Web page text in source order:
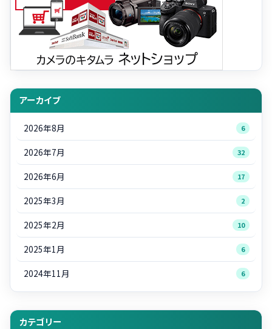
アーカイブ
2026年8月 6
2026年7月 32
2026年6月 17
2025年3月 2
2025年2月 10
2025年1月 6
2024年11月 6
カテゴリー